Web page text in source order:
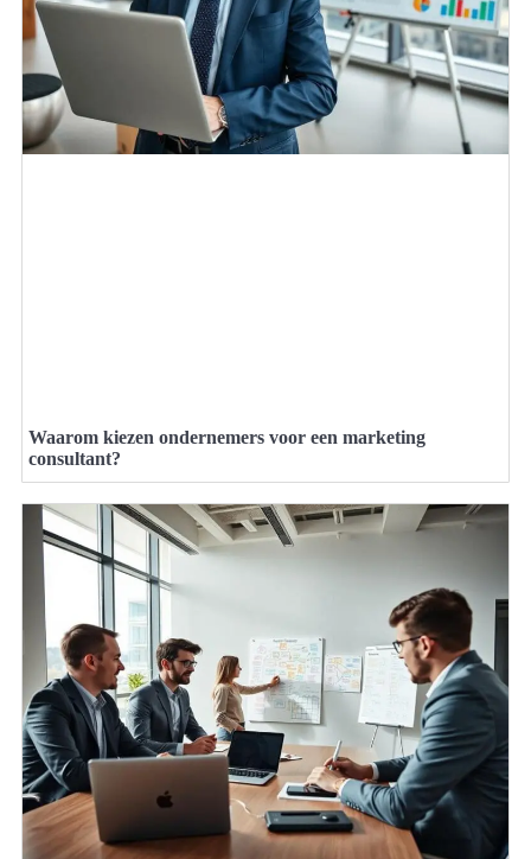
Waarom kiezen ondernemers voor een marketing
consultant?